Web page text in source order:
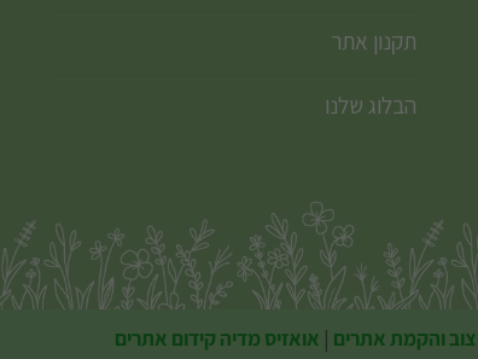
תקנון אתר
הבלוג שלנו
| אואזיס מדיה קידום אתרים